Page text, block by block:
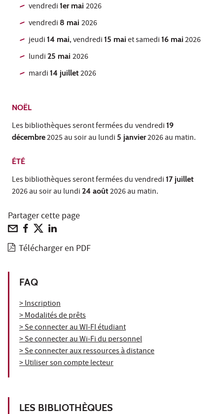
vendredi1er mai2026
vendredi 8 mai2026
jeudi14 mai, vendredi15 mai et samedi16 mai 2026
lundi25 mai2026
mardi14 juillet2026
NOËL
Les bibliothèques seront fermées du vendredi 19
décembre2025 au soir au lundi 5 janvier2026 au matin.
ÉTÉ
Les bibliothèques seront fermées du vendredi 17 juillet
2026 au soir au lundi 24 août2026 au matin.
Partager cette page
Télécharger en PDF
FAQ
> Inscription
> Modalités de prêts
> Se connecter au WI-FI étudiant
> Se connecter au Wi-Fi du personnel
> Se connecter aux ressources à distance
> Utiliser son compte lecteur
LES BIBLIOTHÈQUES